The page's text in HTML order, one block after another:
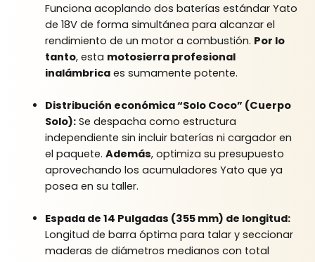
Funciona acoplando dos baterías estándar Yato
de 18V de forma simultánea para alcanzar el
rendimiento de un motor a combustión. Por lo
tanto, esta motosierra profesional
inalámbricaes sumamente potente.
Distribución económica “Solo Coco” (Cuerpo
Solo):Se despacha como estructura
independiente sin incluir baterías ni cargador en
el paquete. Además, optimiza su presupuesto
aprovechando los acumuladores Yato que ya
posea en su taller.
Espada de 14 Pulgadas (355 mm) de longitud:
Longitud de barra óptima para talar y seccionar
maderas de diámetros medianos con total